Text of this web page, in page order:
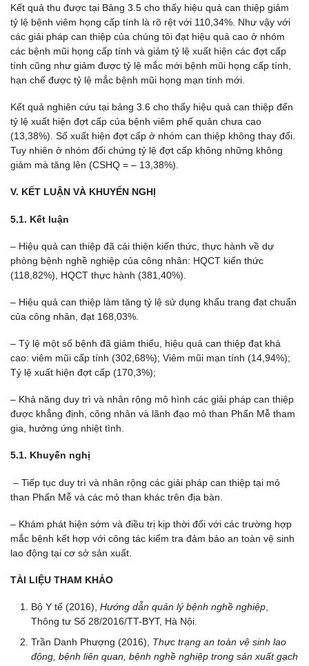
Kết quả thu được tại Bảng 3.5 cho thấy hiệu quả can thiệp giảm
tỷ lệ bệnh viêm họng cấp tính là rõ rệt với 110,34%. Như vậy với
các giải pháp can thiệp của chúng tôi đạt hiệu quả cao ở nhóm
các bệnh mũi họng cấp tính và giảm tỷ lệ xuất hiện các đợt cấp
tính cũng như giảm được tỷ lệ mắc mới bệnh mũi họng cấp tính,
hạn chế được tỷ lệ mắc bệnh mũi họng mạn tính mới.
Kết quả nghiên cứu tại bảng 3.6 cho thấy hiệu quả can thiệp đến
tỷ lệ xuất hiện đợt cấp của bệnh viêm phế quản chưa cao
(13,38%). Số xuất hiện đợt cấp ở nhóm can thiệp không thay đổi.
Tuy nhiên ở nhóm đối chứng tỷ lệ đợt cấp không những không
giảm mà tăng lên (CSHQ = – 13,38%).
V. KẾT LUẬN VÀ KHUYẾN NGHỊ
5.1. Kết luận
– Hiệu quả can thiệp đã cải thiện kiến thức, thực hành về dự
phòng bệnh nghề nghiệp của công nhân: HQCT kiến thức
(118,82%), HQCT thực hành (381,40%).
– Hiệu quả can thiệp làm tăng tỷ lệ sử dụng khẩu trang đạt chuẩn
của công nhân, đạt 168,03%.
– Tỷ lệ một số bệnh đã giảm thiểu, hiệu quả can thiệp đạt khá
cao: viêm mũi cấp tính (302,68%); Viêm mũi mạn tính (14,94%);
Tỷ lệ xuất hiện đợt cấp (170,3%);
– Khả năng duy trì và nhân rộng mô hình các giải pháp can thiệp
được khẳng định, công nhân và lãnh đạo mỏ than Phấn Mễ tham
gia, hưởng ứng nhiệt tình.
5.1. Khuyến nghị
– Tiếp tục duy trì và nhân rộng các giải pháp can thiệp tại mỏ
than Phấn Mễ và các mỏ than khác trên địa bàn.
– Khám phát hiện sớm và điều trị kịp thời đối với các trường hợp
mắc bệnh kết hợp với công tác kiểm tra đảm bảo an toàn vệ sinh
lao động tại cơ sở sản xuất.
TÀI LIỆU THAM KHẢO
Bộ Y tế (2016), Hướng dẫn quản lý bệnh nghề nghiệp
Thông tư Số 28/2016/TT-BYT, Hà Nội.
Trần Danh Phượng (2016), Thực trạng an toàn vệ sinh lao
động, bệnh liên quan, bệnh nghề nghiệp trong sản xuất gạch